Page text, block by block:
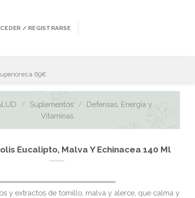
/ REGISTRARSE
a 69€
/ Suplementos / Defensas, Energía y
Vitaminas
Eucalipto, Malva Y Echinacea 140 Ml
y extractos de tomillo, malva y alerce, que calma y